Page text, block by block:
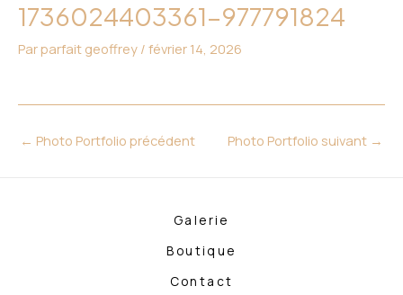
1736024403361-977791824
Parparfait geoffrey / février 14, 2026
← Photo Portfolio précédent Photo Portfolio suivant →
Galerie
Boutique
Contact